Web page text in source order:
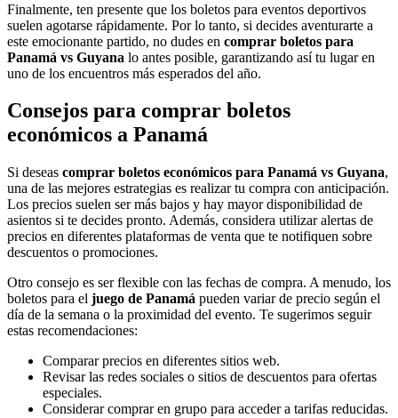
Finalmente, ten presente que los boletos para eventos deportivos
suelen agotarse rápidamente. Por lo tanto, si decides aventurarte a
este emocionante partido, no dudes en comprar boletos para
Panamá vs Guyana lo antes posible, garantizando así tu lugar en
uno de los encuentros más esperados del año.
Consejos para comprar boletos
económicos a Panamá
Si deseas comprar boletos económicos para Panamá vs Guyana,
una de las mejores estrategias es realizar tu compra con anticipación.
Los precios suelen ser más bajos y hay mayor disponibilidad de
asientos si te decides pronto. Además, considera utilizar alertas de
precios en diferentes plataformas de venta que te notifiquen sobre
descuentos o promociones.
Otro consejo es ser flexible con las fechas de compra. A menudo, los
boletos para el juego de Panamá pueden variar de precio según el
día de la semana o la proximidad del evento. Te sugerimos seguir
estas recomendaciones:
Comparar precios en diferentes sitios web.
Revisar las redes sociales o sitios de descuentos para ofertas
especiales.
Considerar comprar en grupo para acceder a tarifas reducidas.